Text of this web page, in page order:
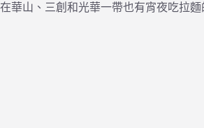
在華山、三創和光華一帶也有宵夜吃拉麵